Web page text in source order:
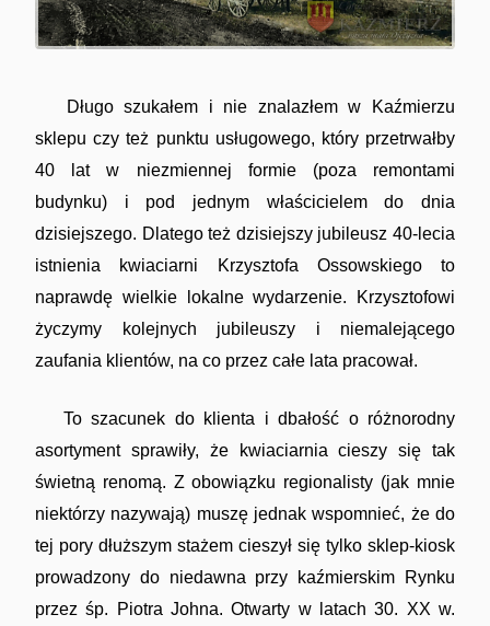
Długo szukałem i nie znalazłem w Kaźmierzu
sklepu czy też punktu usługowego, który przetrwałby
40 lat w niezmiennej formie (poza remontami
budynku) i pod jednym właścicielem do dnia
dzisiejszego. Dlatego też dzisiejszy jubileusz 40-lecia
istnienia kwiaciarni Krzysztofa Ossowskiego to
naprawdę wielkie lokalne wydarzenie. Krzysztofowi
życzymy kolejnych jubileuszy i niemalejącego
zaufania klientów, na co przez całe lata pracował.
To szacunek do klienta i dbałość o różnorodny
asortyment sprawiły, że kwiaciarnia cieszy się tak
świetną renomą. Z obowiązku regionalisty (jak mnie
niektórzy nazywają) muszę jednak wspomnieć, że do
tej pory dłuższym stażem cieszył się tylko sklep-kiosk
prowadzony do niedawna przy kaźmierskim Rynku
przez śp. Piotra Johna. Otwarty w latach 30. XX w.
Sport
Ciekawe historie
Towarzystwo Miłośników Wilna i Ziemi
Wileńskiej